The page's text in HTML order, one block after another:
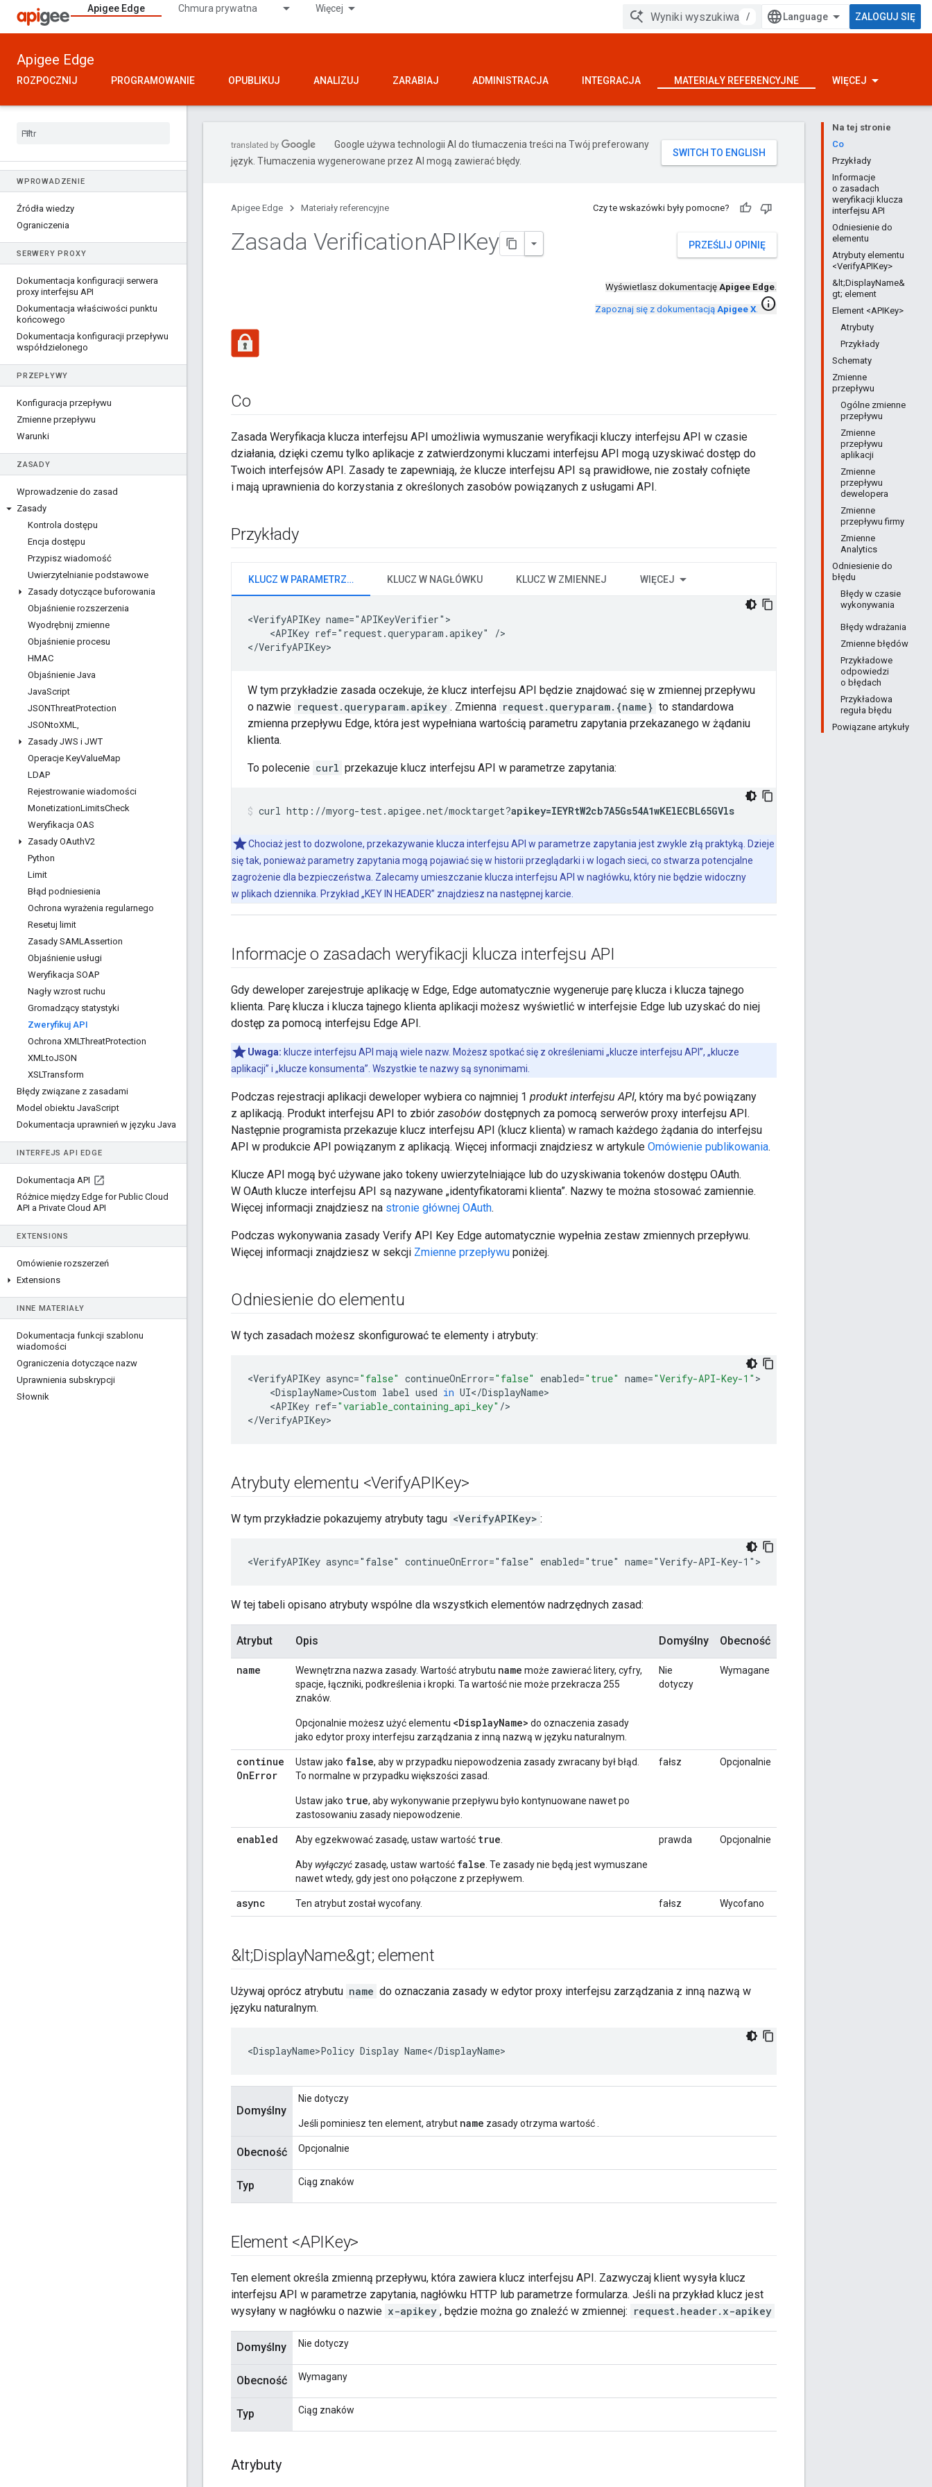
Apigee Edge Chmura prywatna Więcej
/ ZALOGUJ SIĘ
Apigee Edge
ROZPOCZNIJ PROGRAMOWANIE OPUBLIKUJ ANALIZUJ ZARABIAJ ADMINISTRACJA INTEGRACJA MATERIAŁY REFERENCYJNE WIĘCEJ
WPROWADZENIE
Źródła wiedzy
Ograniczenia
SERWERY PROXY
Dokumentacja konfiguracji serwera
proxy interfejsu API
Dokumentacja właściwości punktu
końcowego
Dokumentacja konfiguracji przepływu
współdzielonego
PRZEPŁYWY
Konfiguracja przepływu
Zmienne przepływu
Warunki
ZASADY
Wprowadzenie do zasad
Zasady
Kontrola dostępu
Encja dostępu
Przypisz wiadomość
Uwierzytelnianie podstawowe
Zasady dotyczące buforowania
Objaśnienie rozszerzenia
Wyodrębnij zmienne
Objaśnienie procesu
HMAC
Objaśnienie Java
JavaScript
JSONThreatProtection
JSONtoXML,
Zasady JWS i JWT
Operacje KeyValueMap
LDAP
Rejestrowanie wiadomości
MonetizationLimitsCheck
Weryfikacja OAS
Zasady OAuthV2
Python
Limit
Błąd podniesienia
Ochrona wyrażenia regularnego
Resetuj limit
Zasady SAMLAssertion
Objaśnienie usługi
Weryfikacja SOAP
Nagły wzrost ruchu
Gromadzący statystyki
Zweryfikuj API
Ochrona XMLThreatProtection
XMLtoJSON
XSLTransform
Błędy związane z zasadami
Model obiektu JavaScript
Dokumentacja uprawnień w języku Java
INTERFEJS API EDGE
Dokumentacja API
Różnice między Edge for Public Cloud
API a Private Cloud API
EXTENSIONS
Omówienie rozszerzeń
Extensions
INNE MATERIAŁY
Dokumentacja funkcji szablonu
wiadomości
Ograniczenia dotyczące nazw
Uprawnienia subskrypcji
Słownik
Na tej stronie
Co
Przykłady
Informacje
o zasadach
weryfikacji klucza
interfejsu API
Odniesienie do
elementu
Atrybuty elementu
<VerifyAPIKey>
&lt;DisplayName&
gt; element
Element <APIKey>
Atrybuty
Przykłady
Schematy
Zmienne
przepływu
Ogólne zmienne
przepływu
Zmienne
przepływu
aplikacji
Zmienne
przepływu
dewelopera
Zmienne
przepływu firmy
Zmienne
Analytics
Odniesienie do
błędu
Błędy w czasie
wykonywania
Błędy wdrażania
Zmienne błędów
Przykładowe
odpowiedzi
o błędach
Przykładowa
reguła błędu
Powiązane artykuły
Google używa technologii AI do tłumaczenia treści na Twój preferowany
język. Tłumaczenia wygenerowane przez AI mogą zawierać błędy.
Apigee Edge Materiały referencyjne Czy te wskazówki były pomocne?
PRZEŚLIJ OPINIĘ
Zasada VerificationAPIKey
Wyświetlasz dokumentację Apigee Edge.
Zapoznaj się z dokumentacją Apigee X. info
Co
Zasada Weryfikacja klucza interfejsu API umożliwia wymuszanie weryfikacji kluczy interfejsu API w czasie
działania, dzięki czemu tylko aplikacje z zatwierdzonymi kluczami interfejsu API mogą uzyskiwać dostęp do
Twoich interfejsów API. Zasady te zapewniają, że klucze interfejsu API są prawidłowe, nie zostały cofnięte
i mają uprawnienia do korzystania z określonych zasobów powiązanych z usługami API.
Przykłady
KLUCZ W PARAMETRZE ZAPYTANIA KLUCZ W NAGŁÓWKU KLUCZ W ZMIENNEJ WIĘCEJ
<VerifyAPIKey name="APIKeyVerifier">
    <APIKey ref="request.queryparam.apikey" />
</VerifyAPIKey>
W tym przykładzie zasada oczekuje, że klucz interfejsu API będzie znajdować się w zmiennej przepływu
o nazwie request.queryparam.apikey . Zmienna request.queryparam.{name} to standardowa
zmienna przepływu Edge, która jest wypełniana wartością parametru zapytania przekazanego w żądaniu
klienta.
To polecenie curl przekazuje klucz interfejsu API w parametrze zapytania:
curl http://myorg-test.apigee.net/mocktarget?apikey=IEYRtW2cb7A5Gs54A1wKElECBL65GVls
Chociaż jest to dozwolone, przekazywanie klucza interfejsu API w parametrze zapytania jest zwykle złą praktyką. Dzieje
się tak, ponieważ parametry zapytania mogą pojawiać się w historii przeglądarki i w logach sieci, co stwarza potencjalne
zagrożenie dla bezpieczeństwa. Zalecamy umieszczanie klucza interfejsu API w nagłówku, który nie będzie widoczny
w plikach dziennika. Przykład „KEY IN HEADER” znajdziesz na następnej karcie.
Informacje o zasadach weryfikacji klucza interfejsu API
Gdy deweloper zarejestruje aplikację w Edge, Edge automatycznie wygeneruje parę klucza i klucza tajnego
klienta. Parę klucza i klucza tajnego klienta aplikacji możesz wyświetlić w interfejsie Edge lub uzyskać do niej
dostęp za pomocą interfejsu Edge API.
Uwaga: klucze interfejsu API mają wiele nazw. Możesz spotkać się z określeniami „klucze interfejsu API”, „klucze
aplikacji” i „klucze konsumenta”. Wszystkie te nazwy są synonimami.
Podczas rejestracji aplikacji deweloper wybiera co najmniej 1 produkt interfejsu API, który ma być powiązany
z aplikacją. Produkt interfejsu API to zbiór zasobów dostępnych za pomocą serwerów proxy interfejsu API.
Następnie programista przekazuje klucz interfejsu API (klucz klienta) w ramach każdego żądania do interfejsu
API w produkcie API powiązanym z aplikacją. Więcej informacji znajdziesz w artykule Omówienie publikowania.
Klucze API mogą być używane jako tokeny uwierzytelniające lub do uzyskiwania tokenów dostępu OAuth.
W OAuth klucze interfejsu API są nazywane „identyfikatorami klienta”. Nazwy te można stosować zamiennie.
Więcej informacji znajdziesz na stronie głównej OAuth.
Podczas wykonywania zasady Verify API Key Edge automatycznie wypełnia zestaw zmiennych przepływu.
Więcej informacji znajdziesz w sekcji Zmienne przepływu poniżej.
Odniesienie do elementu
W tych zasadach możesz skonfigurować te elementy i atrybuty:
<VerifyAPIKey async="false" continueOnError="false" enabled="true" name="Verify-API-Key-1"
<DisplayName>Custom label used in UI</DisplayName
<APIKey ref="variable_containing_api_key" />
</VerifyAPIKey>
Atrybuty elementu <VerifyAPIKey>
W tym przykładzie pokazujemy atrybuty tagu <VerifyAPIKey> :
<VerifyAPIKey async="false" continueOnError="false" enabled="true" name="Verify-API-Key-1">
W tej tabeli opisano atrybuty wspólne dla wszystkich elementów nadrzędnych zasad:
Atrybut Opis Domyślny Obecność
name Wewnętrzna nazwa zasady. Wartość atrybutu name może zawierać litery, cyfry,
spacje, łączniki, podkreślenia i kropki. Ta wartość nie może przekracza 255
znaków.
Opcjonalnie możesz użyć elementu <DisplayName> do oznaczenia zasady
jako edytor proxy interfejsu zarządzania z inną nazwą w języku naturalnym.
Nie
dotyczy
Wymagane
continue
OnError
Ustaw jako false, aby w przypadku niepowodzenia zasady zwracany był błąd.
To normalne w przypadku większości zasad.
Ustaw jako true, aby wykonywanie przepływu było kontynuowane nawet po
zastosowaniu zasady niepowodzenie.
fałsz Opcjonalnie
enabled Aby egzekwować zasadę, ustaw wartość true
Aby wyłączyć zasadę, ustaw wartość false . Te zasady nie będą jest wymuszane
nawet wtedy, gdy jest ono połączone z przepływem.
prawda Opcjonalnie
async Ten atrybut został wycofany. fałsz Wycofano
&lt;DisplayName&gt; element
Używaj oprócz atrybutu name do oznaczania zasady w edytor proxy interfejsu zarządzania z inną nazwą w
języku naturalnym.
<DisplayName>Policy Display Name</DisplayName>
Domyślny
Nie dotyczy
Jeśli pominiesz ten element, atrybut name zasady otrzyma wartość .
Obecność Opcjonalnie
Typ Ciąg znaków
Element <APIKey>
Ten element określa zmienną przepływu, która zawiera klucz interfejsu API. Zazwyczaj klient wysyła klucz
interfejsu API w parametrze zapytania, nagłówku HTTP lub parametrze formularza. Jeśli na przykład klucz jest
wysyłany w nagłówku o nazwie x-apikey , będzie można go znaleźć w zmiennej: request.header.x-apikey
Domyślny Nie dotyczy
Obecność Wymagany
Typ Ciąg znaków
Atrybuty